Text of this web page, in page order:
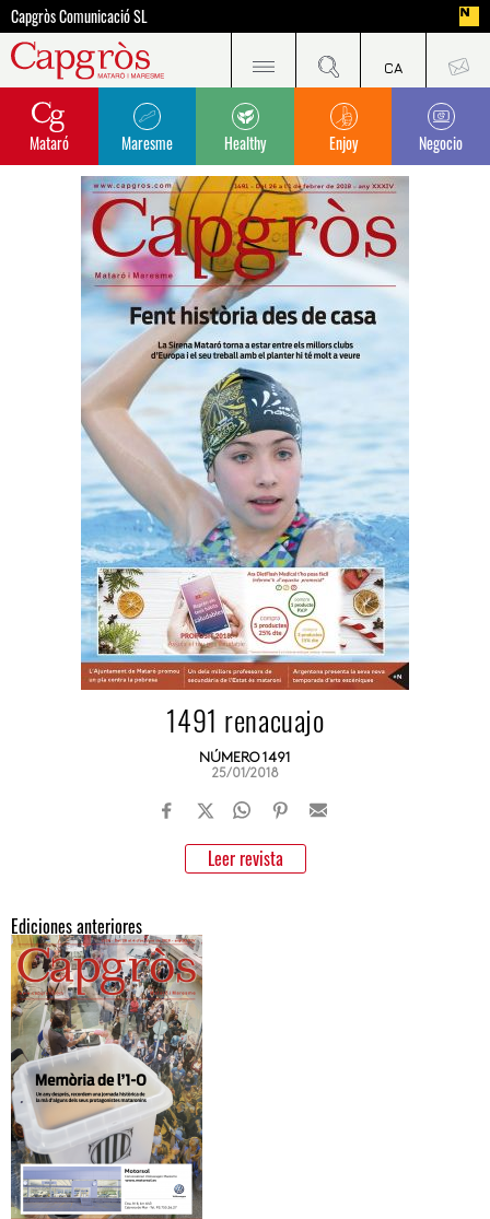
Capgròs Comunicació SL
Mataró Maresme Healthy Enjoy Negocio
1491 renacuajo
NÚMERO 1491
25/01/2018
Leer revista
Ediciones anteriores